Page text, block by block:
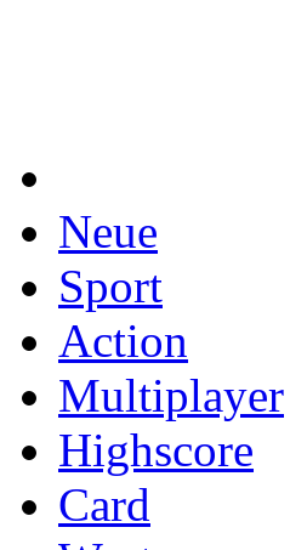
Neue
Sport
Action
Multiplayer
Highscore
Card